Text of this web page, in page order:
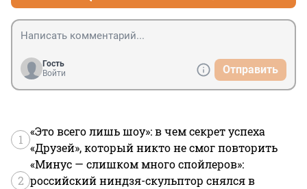
Гость
Войти
Отправить
1
«Это всего лишь шоу»: в чем секрет успеха
«Друзей», который никто не смог повторить
2
«Минус — слишком много спойлеров»:
российский ниндзя-скульптор снялся в